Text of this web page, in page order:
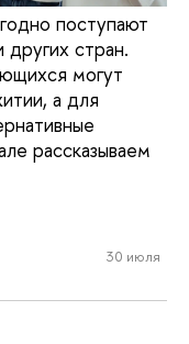
поступают
стран.
могут
а для
рассказываем
30 июля